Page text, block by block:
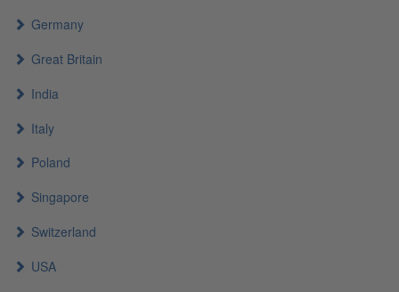
Germany
Great Britain
India
Italy
Poland
Singapore
Switzerland
USA